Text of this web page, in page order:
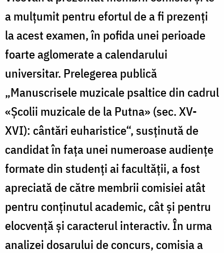
a mulţumit pentru efortul de a fi prezenţi
la acest examen, în pofida unei perioade
foarte aglomerate a calendarului
universitar. Prelegerea publică
„Manuscrisele muzicale psaltice din cadrul
«Şcolii muzicale de la Putna» (sec. XV-
XVI): cântări euharistice“, susţinută de
candidat în faţa unei numeroase audienţe
formate din studenţi ai facultăţii, a fost
apreciată de către membrii comisiei atât
pentru conţinutul academic, cât şi pentru
elocvenţă şi caracterul interactiv. În urma
analizei dosarului de concurs, comisia a